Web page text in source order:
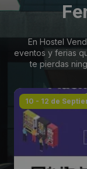
En Hostel
eventos y ferias
te pierdas
10 - 12 de